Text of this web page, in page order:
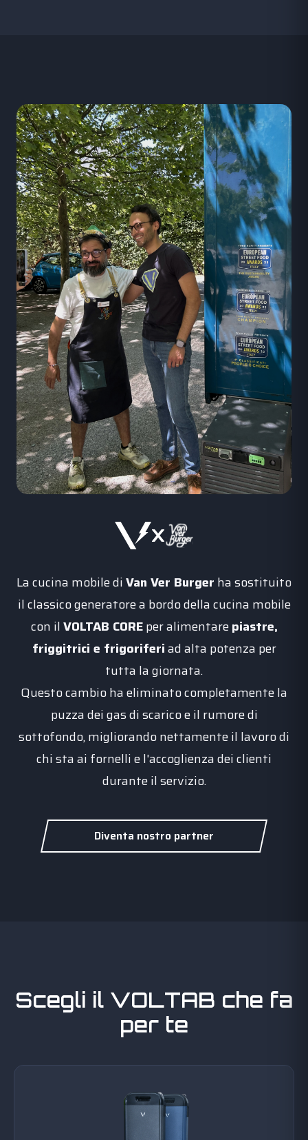
x
La cucina mobile diVan Ver Burger ha sostituito
il classico generatore a bordo della cucina mobile
con ilVOLTAB COREper alimentarepiastre,
friggitrici e frigoriferiad alta potenza per
tutta la giornata.
Questo cambio ha eliminato completamente la
puzza dei gas di scarico e il rumore di
sottofondo, migliorando nettamente il lavoro di
chi sta ai fornelli e l'accoglienza dei clienti
durante il servizio.
Diventa nostro partner
Scegli il VOLTAB che fa
per te